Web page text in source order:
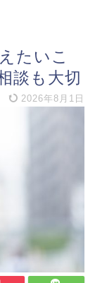
たいこ
談も大切
2026年8月1日